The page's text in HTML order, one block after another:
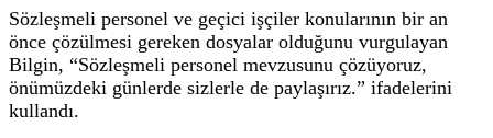
Sözleşmeli personel ve geçici işçiler konularının bir an
önce çözülmesi gereken dosyalar olduğunu vurgulayan
Bilgin, “Sözleşmeli personel mevzusunu çözüyoruz,
önümüzdeki günlerde sizlerle de paylaşırız.” ifadelerini
kullandı.